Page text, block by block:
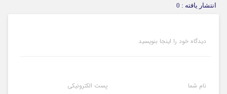
انتشار یافته : 0
دیدگاه خود را اینجا بنویسید
نام شما پست الکترونیکی